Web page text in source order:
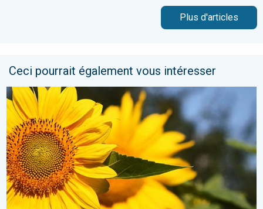
Plus d'articles
Ceci pourrait également vous intéresser
Soleil et chaleur règnent en maître. Météo de votre dimanche.